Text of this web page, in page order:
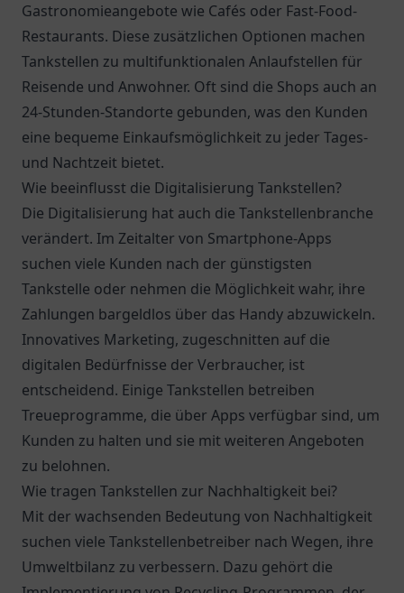
Gastronomieangebote wie Cafés oder Fast-Food-
Restaurants. Diese zusätzlichen Optionen machen
Tankstellen zu multifunktionalen Anlaufstellen für
Reisende und Anwohner. Oft sind die Shops auch an
24-Stunden-Standorte gebunden, was den Kunden
eine bequeme Einkaufsmöglichkeit zu jeder Tages-
und Nachtzeit bietet.
Wie beeinflusst die Digitalisierung Tankstellen?
Die Digitalisierung hat auch die Tankstellenbranche
verändert. Im Zeitalter von Smartphone-Apps
suchen viele Kunden nach der günstigsten
Tankstelle oder nehmen die Möglichkeit wahr, ihre
Zahlungen bargeldlos über das Handy abzuwickeln.
Innovatives Marketing, zugeschnitten auf die
digitalen Bedürfnisse der Verbraucher, ist
entscheidend. Einige Tankstellen betreiben
Treueprogramme, die über Apps verfügbar sind, um
Kunden zu halten und sie mit weiteren Angeboten
zu belohnen.
Wie tragen Tankstellen zur Nachhaltigkeit bei?
Mit der wachsenden Bedeutung von Nachhaltigkeit
suchen viele Tankstellenbetreiber nach Wegen, ihre
Umweltbilanz zu verbessern. Dazu gehört die